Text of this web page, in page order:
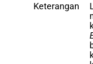
Keterangan